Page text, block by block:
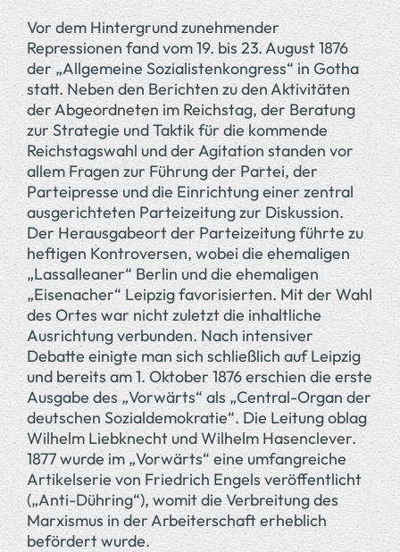
Vor dem Hintergrund zunehmender
Repressionen fand vom 19. bis 23. August 1876
der „Allgemeine Sozialistenkongress“ in Gotha
statt. Neben den Berichten zu den Aktivitäten
der Abgeordneten im Reichstag, der Beratung
zur Strategie und Taktik für die kommende
Reichstagswahl und der Agitation standen vor
allem Fragen zur Führung der Partei, der
Parteipresse und die Einrichtung einer zentral
ausgerichteten Parteizeitung zur Diskussion.
Der Herausgabeort der Parteizeitung führte zu
heftigen Kontroversen, wobei die ehemaligen
„Lassalleaner“ Berlin und die ehemaligen
„Eisenacher“ Leipzig favorisierten. Mit der Wahl
des Ortes war nicht zuletzt die inhaltliche
Ausrichtung verbunden. Nach intensiver
Debatte einigte man sich schließlich auf Leipzig
und bereits am 1. Oktober 1876 erschien die erste
Ausgabe des „Vorwärts“ als „Central-Organ der
deutschen Sozialdemokratie“. Die Leitung oblag
Wilhelm Liebknecht und Wilhelm Hasenclever.
1877 wurde im „Vorwärts“ eine umfangreiche
Artikelserie von Friedrich Engels veröffentlicht
(„Anti-Dühring“), womit die Verbreitung des
Marxismus in der Arbeiterschaft erheblich
befördert wurde.